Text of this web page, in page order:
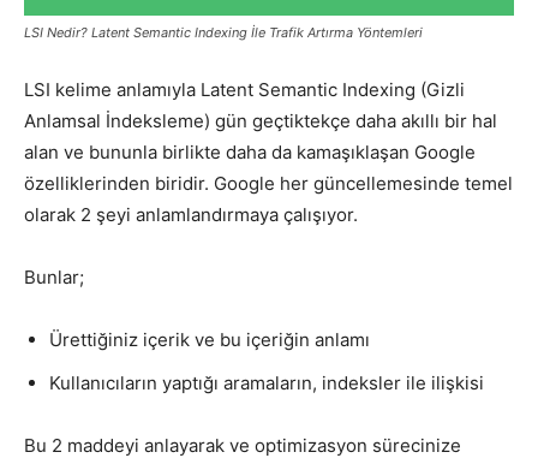
SEO,
ASO,
LSI Nedir? Latent Semantic Indexing İle Trafik Artırma Yöntemleri
LSI kelime anlamıyla Latent Semantic Indexing (Gizli
Anlamsal İndeksleme) gün geçtiktekçe daha akıllı bir hal
alan ve bununla birlikte daha da kamaşıklaşan Google
özelliklerinden biridir. Google her güncellemesinde temel
olarak 2 şeyi anlamlandırmaya çalışıyor.
Bunlar;
Ürettiğiniz içerik ve bu içeriğin anlamı
Kullanıcıların yaptığı aramaların, indeksler ile ilişkisi
Bu 2 maddeyi anlayarak ve optimizasyon sürecinize